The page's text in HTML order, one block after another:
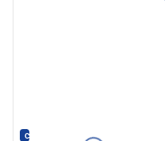
CRAFT - PEC POD SNĚŽKOU